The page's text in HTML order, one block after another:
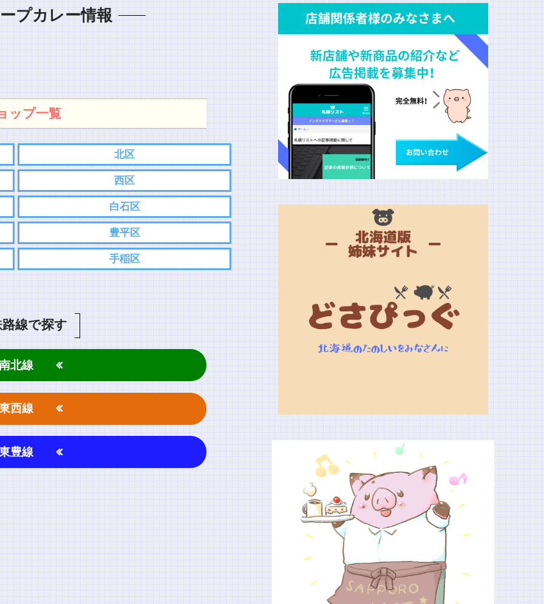
プカレー情報
ップ一覧
北区
西区
白石区
豊平区
手稲区
線で探す
北線
西線
豊線